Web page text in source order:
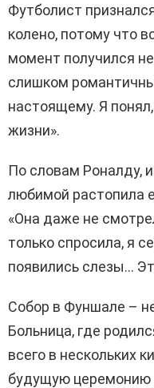
Футболист
колено, потому что
момент получился
слишком
настоящему. Я
жизни».
По словам Роналду,
любимой растопила
«Она даже не
только спросила, я
появились слезы…
Собор в Фуншале –
Больница, где
всего в нескольких
будущую церемонию